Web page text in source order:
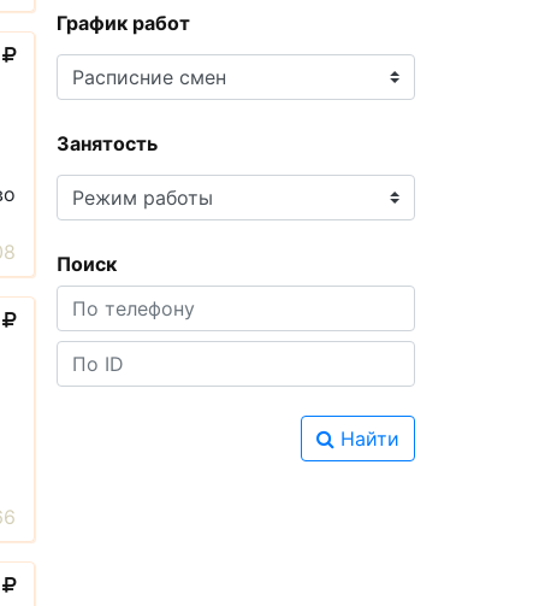
График работ
Занятость
Поиск
Найти